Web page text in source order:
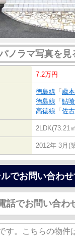
ノラマ写真を見
7.2万円
徳島線 「 蔵本
徳島線 「 鮎喰
高徳線 「 佐古
2LDK(73.21
2012年 3月(
でお問い合わ
話でお問い合わ
す。こちらの物件